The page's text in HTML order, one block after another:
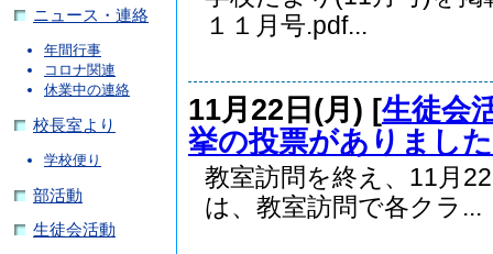
ニュース・連絡
年間行事
コロナ関連
休業中の連絡
校長室より
学校便り
部活動
生徒会活動
１１月号.pdf...
11月22日(月) [生徒会
挙の投票がありまし
教室訪問を終え、11月
は、教室訪問で各クラ...